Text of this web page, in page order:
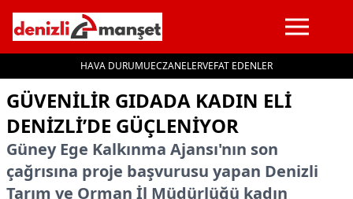
HAVA DURUMUECZANELERVEFAT EDENLER
İçeriğe geç
GÜVENILIR GIDADA KADIN ELI
DENIZLI’DE GÜÇLENIYOR
Güney Ege Kalkınma Ajansı'nın son
çağrısına proje başvurusu yapan Denizli
Tarım ve Orman İl Müdürlüğü kadın